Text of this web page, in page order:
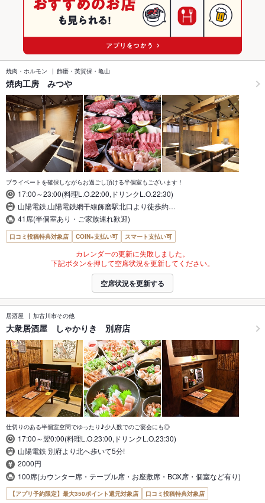
焼肉・ホルモン 飾磨・英賀保・亀山
焼肉工房 みつや
プライベートを確保しながらお過ごし頂ける半個室もございます！
17:00～23:00(料理L.O.22:00,ドリンクL.O.22:30)
山陽電鉄,山陽電鉄網干線飾磨駅北口より徒歩約…
41席(半個室あり・ご家族連れ歓迎)
口コミ投稿特典対象店 COIN+支払い可 スマート支払い可
カレンダーの更新に失敗しました。
下記ボタンを押して空席状況を更新してください。
空席状況を更新する
居酒屋 加古川市その他
大衆居酒屋 しゃかりき 別府店
仕切りのある半個室空間でゆったり♪少人数でのご宴会にも◎
17:00～翌0:00(料理L.O.23:00,ドリンクL.O.23:30)
山陽電鉄 別府より北へ歩いて5分!
2000円
100席(カウンター席・テーブル席・お座敷席・BOX席・個室など有り)
【アプリ予約限定】最大350ポイント還元対象店 口コミ投稿特典対象店